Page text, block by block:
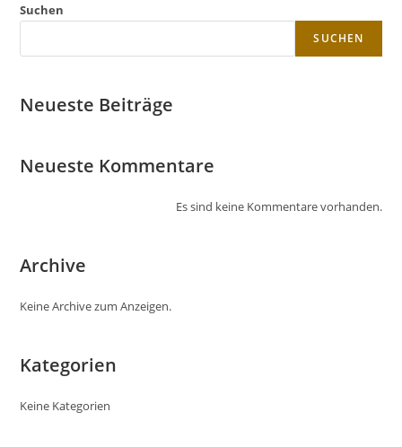
Suchen
SUCHEN
Neueste Beiträge
Neueste Kommentare
Es sind keine Kommentare vorhanden.
Archive
Keine Archive zum Anzeigen.
Kategorien
Keine Kategorien